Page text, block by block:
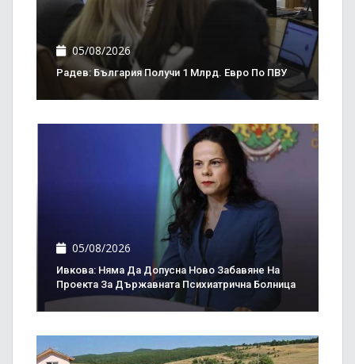
05/08/2026
Радев: България Получи 1 Млрд. Евро По ПВУ
05/08/2026
Ивкова: Няма Да Допусна Ново Забавяне На
Проекта За Държавната Психиатрична Болница